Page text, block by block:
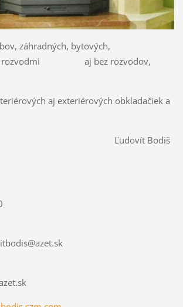
záhradných, bytových,
s rozvodmi aj bez rozvodov,
aj exteriérových obkladačiek a
Bodiš